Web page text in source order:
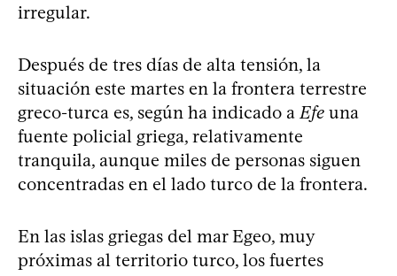
irregular.
Después de tres días de alta tensión, la
situación este martes en la frontera terrestre
greco-turca es, según ha indicado a Efe una
fuente policial griega, relativamente
tranquila, aunque miles de personas siguen
concentradas en el lado turco de la frontera.
En las islas griegas del mar Egeo, muy
próximas al territorio turco, los fuertes